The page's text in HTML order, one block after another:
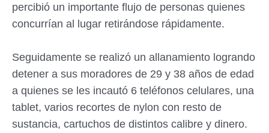
percibió un importante flujo de personas quienes
concurrían al lugar retirándose rápidamente.
Seguidamente se realizó un allanamiento logrando
detener a sus moradores de 29 y 38 años de edad
a quienes se les incautó 6 teléfonos celulares, una
tablet, varios recortes de nylon con resto de
sustancia, cartuchos de distintos calibre y dinero.